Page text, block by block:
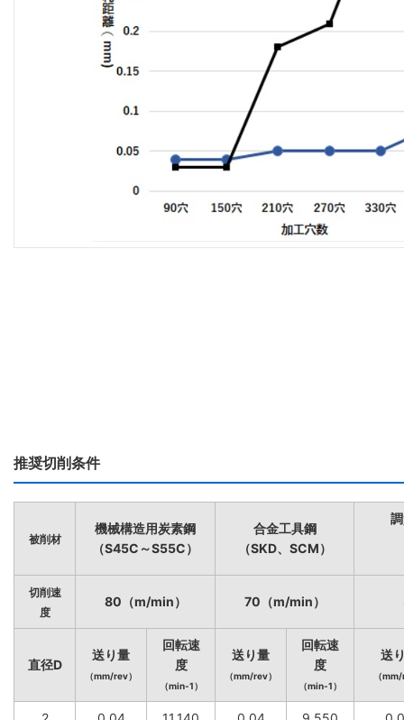
推奨切削条件
被削材
機械構造用炭素鋼
（S45C～S55C）
合金工具鋼
（SKD、SCM）
切削速
度
80（m/min） 70（m/min）
直径D
送り量
（mm/rev）
回転速
度
（min-1）
送り量
（mm/rev）
回転速
度
（min-1）
送
（